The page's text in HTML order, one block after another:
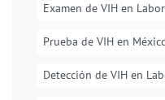
Examen de VIH en
Prueba de VIH en
Detección de VIH en